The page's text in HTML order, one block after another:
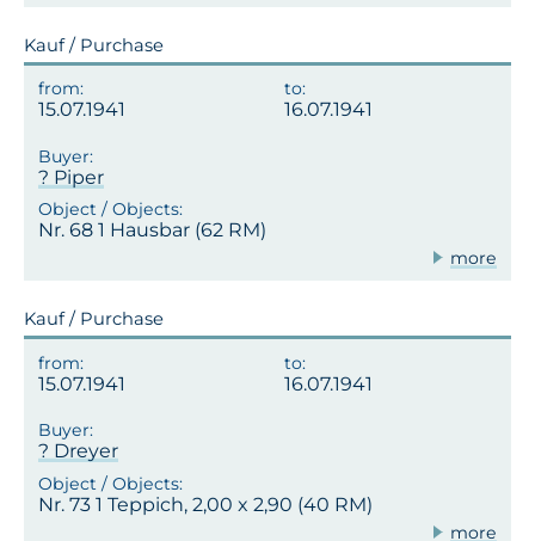
Kauf / Purchase
15.07.1941 16.07.1941
? Piper
Nr. 68 1 Hausbar (62 RM)
more
Kauf / Purchase
15.07.1941 16.07.1941
? Dreyer
Nr. 73 1 Teppich, 2,00 x 2,90 (40 RM)
more